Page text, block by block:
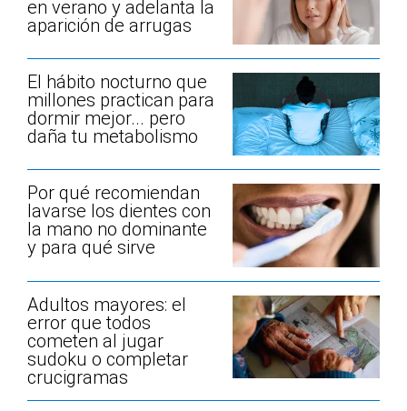
en verano y adelanta la
aparición de arrugas
El hábito nocturno que
millones practican para
dormir mejor... pero
daña tu metabolismo
Por qué recomiendan
lavarse los dientes con
la mano no dominante
y para qué sirve
Adultos mayores: el
error que todos
cometen al jugar
sudoku o completar
crucigramas